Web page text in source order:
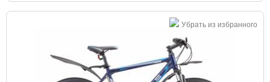
Убрать из избранного